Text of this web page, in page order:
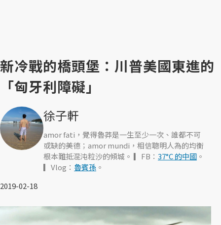
新冷戰的橋頭堡：川普美國東進的
「匈牙利障礙」
徐子軒
amor fati，覺得魯莽是一生至少一次、誰都不可
或缺的美德；amor mundi，相信聰明人為的均衡
根本難抵混沌粒沙的傾城。 ▎FB： 37°C 的中國 。
▎Vlog： 魯賓孫 。
2019-02-18